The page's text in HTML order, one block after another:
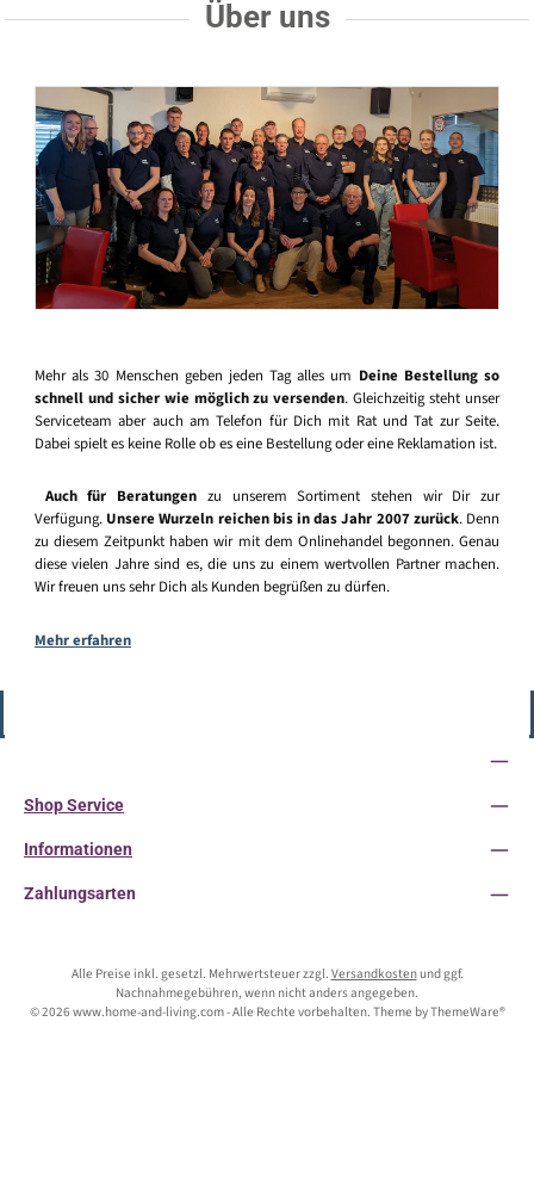
Über uns
Mehr als 30 Menschen geben jeden Tag alles um Deine Bestellung so
schnell und sicher wie möglich zu versenden. Gleichzeitig steht unser
Serviceteam aber auch am Telefon für Dich mit Rat und Tat zur Seite.
Dabei spielt es keine Rolle ob es eine Bestellung oder eine Reklamation ist.
Auch für Beratungen zu unserem Sortiment stehen wir Dir zur
Verfügung. Unsere Wurzeln reichen bis in das Jahr 2007 zurück. Denn
zu diesem Zeitpunkt haben wir mit dem Onlinehandel begonnen. Genau
diese vielen Jahre sind es, die uns zu einem wertvollen Partner machen.
Wir freuen uns sehr Dich als Kunden begrüßen zu dürfen.
Mehr erfahren
Shop Service
Informationen
Zahlungsarten
Alle Preise inkl. gesetzl. Mehrwertsteuer zzgl. Versandkostenund ggf.
Nachnahmegebühren, wenn nicht anders angegeben.
© 2026 www.home-and-living.com - Alle Rechte vorbehalten. Theme byThemeWare®